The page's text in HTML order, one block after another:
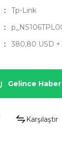
Tp-Link
380,80 USD +
Gelince Haber
Karşılaştır